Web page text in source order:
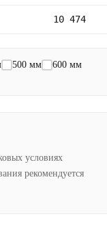
10 474
500 мм 600 мм
условиях
рекомендуется